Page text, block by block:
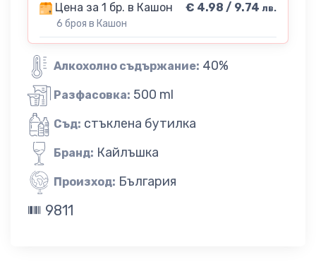
Цена за 1 бр. в Кашон
6 броя в Кашон
€ 4.98 / 9.74 лв.
Алкохолно съдържание: 40%
Разфасовка: 500 ml
Съд: стъклена бутилка
Бранд: Кайлъшка
Произход: България
9811